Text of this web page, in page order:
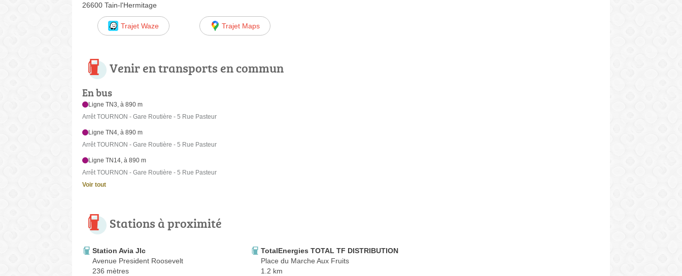
26600 Tain-l'Hermitage
Trajet Waze Trajet Maps
Venir en transports en commun
En bus
Ligne TN3, à 890 m
Arrêt TOURNON - Gare Routière - 5 Rue Pasteur
Ligne TN4, à 890 m
Arrêt TOURNON - Gare Routière - 5 Rue Pasteur
Ligne TN14, à 890 m
Arrêt TOURNON - Gare Routière - 5 Rue Pasteur
Voir tout
Stations à proximité
Station Avia Jlc
Avenue President Roosevelt
236 mètres
TotalEnergies TOTAL TF DISTRIBUTION
Place du Marche Aux Fruits
1.2 km